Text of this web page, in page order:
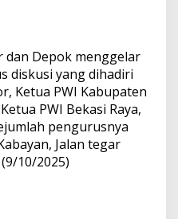
dan Depok menggelar
diskusi yang dihadiri
Ketua PWI Kabupaten
PWI Bekasi Raya,
pengurusnya
Jalan tegar
10/2025)